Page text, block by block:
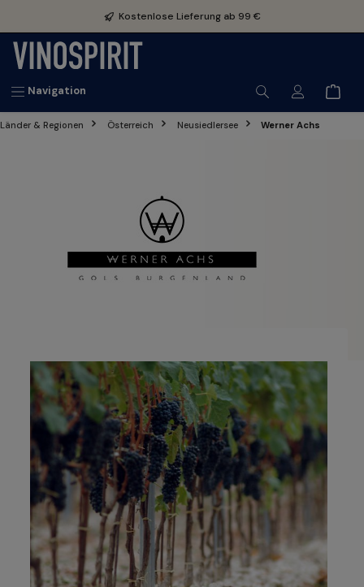
Kostenlose Lieferung ab 99 €
Navigation
Länder & Regionen Österreich Neusiedlersee Werner Achs